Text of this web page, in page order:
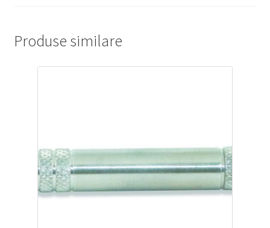
Produse similare